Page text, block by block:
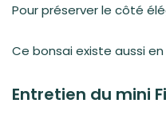
Pour préserver le côté
Ce bonsai existe aussi
Entretien du mini